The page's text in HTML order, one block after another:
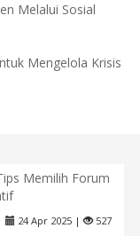
Melalui Sosial
Mengelola Krisis
Memilih Forum
24 Apr 2025 | 527